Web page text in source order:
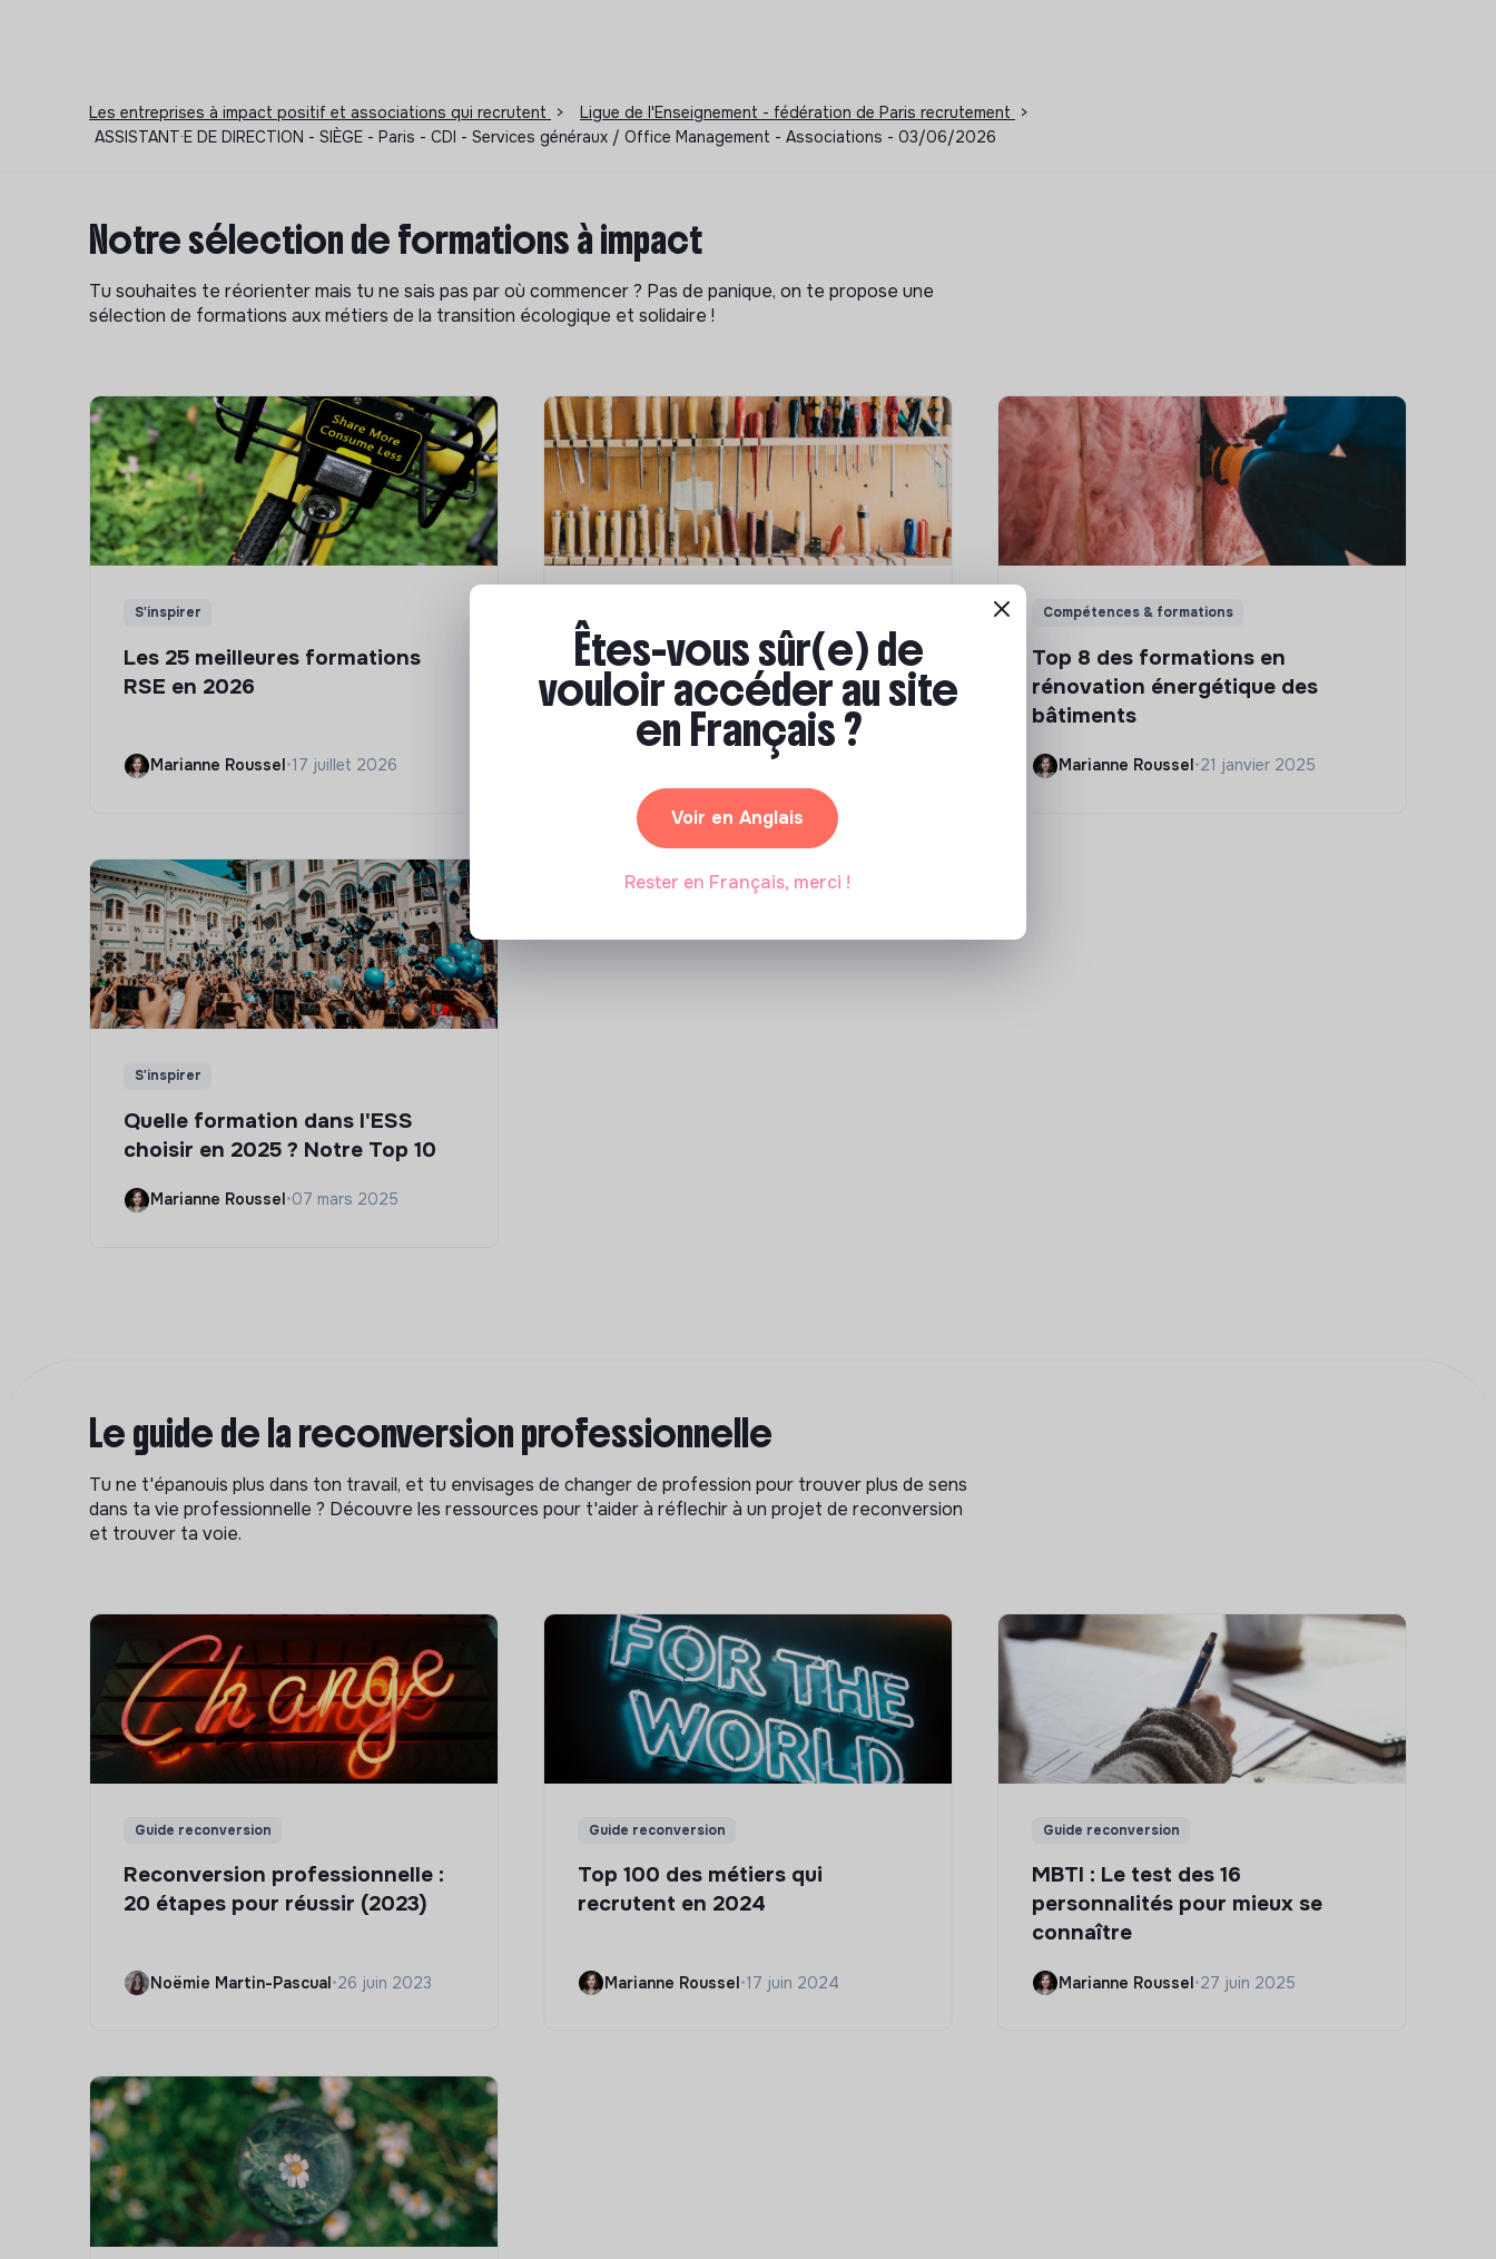
Les entreprises à impact positif et associations qui recrutent > Ligue de l'Enseignement - fédération de Paris recrutement
>
ASSISTANT·E DE DIRECTION - SIÈGE - Paris - CDI - Services généraux / Office Management - Associations - 03/06/2026
Notre sélection de formations à impact
Tu souhaites te réorienter mais tu ne sais pas par où commencer ? Pas de panique, on te propose une
sélection de formations aux métiers de la transition écologique et solidaire !
S'inspirer
Les 25 meilleures formations
RSE en 2026
Marianne Roussel•17 juillet 2026
Comment se former à la
transition écologique ?
09 janvier 2024
Compétences & formations
Top 8 des formations en
rénovation énergétique des
bâtiments
Marianne Roussel•21 janvier 2025
S'inspirer
Quelle formation dans l'ESS
choisir en 2025 ? Notre Top 10
Marianne Roussel•07 mars 2025
Le guide de la reconversion professionnelle
Tu ne t'épanouis plus dans ton travail, et tu envisages de changer de profession pour trouver plus de sens
dans ta vie professionnelle ? Découvre les ressources pour t'aider à réflechir à un projet de reconversion
et trouver ta voie.
Guide reconversion
Reconversion professionnelle :
20 étapes pour réussir (2023)
Noëmie Martin-Pascual•26 juin 2023
Guide reconversion
Top 100 des métiers qui
recrutent en 2024
Marianne Roussel•17 juin 2024
Guide reconversion
MBTI : Le test des 16
personnalités pour mieux se
connaître
Marianne Roussel•27 juin 2025
Êtes-vous sûr(e) de
vouloir accéder au site
en Français ?
Voir en Anglais
Rester en Français, merci !